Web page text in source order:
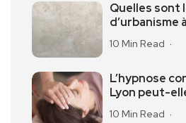
Quelles sont
d’urbanisme
10 Min Read
L’hypnose
Lyon peut-
10 Min Read